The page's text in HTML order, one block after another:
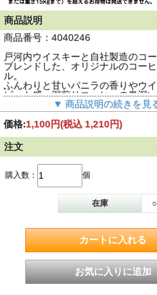
商品説明
商品番号：4040246
戸河内ウイスキーと自社製造のコ
ブレンドした、オリジナルのコー
ル。
ふんわりと甘いバニラの香りやウ
ピート感、深煎りコーヒーの奥深
が生み出す心地よい味わいをお楽
す。お好みでミルクと一緒に。
▼ 商品説明の続きを見
価格:1,100円(税込 1,210円)
注文
購入数： 個
在庫 ○